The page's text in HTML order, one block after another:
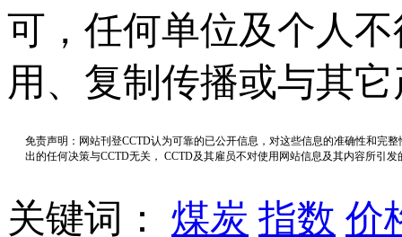
可，任何单位及个人
用、复制传播或与其
免责声明：网站刊登CCTD认为可靠的已公开信息，对这些信息的准确性和完
出的任何决策与CCTD无关， CCTD及其雇员不对使用网站信息及其内容所引
关键词： 煤炭 指数 价